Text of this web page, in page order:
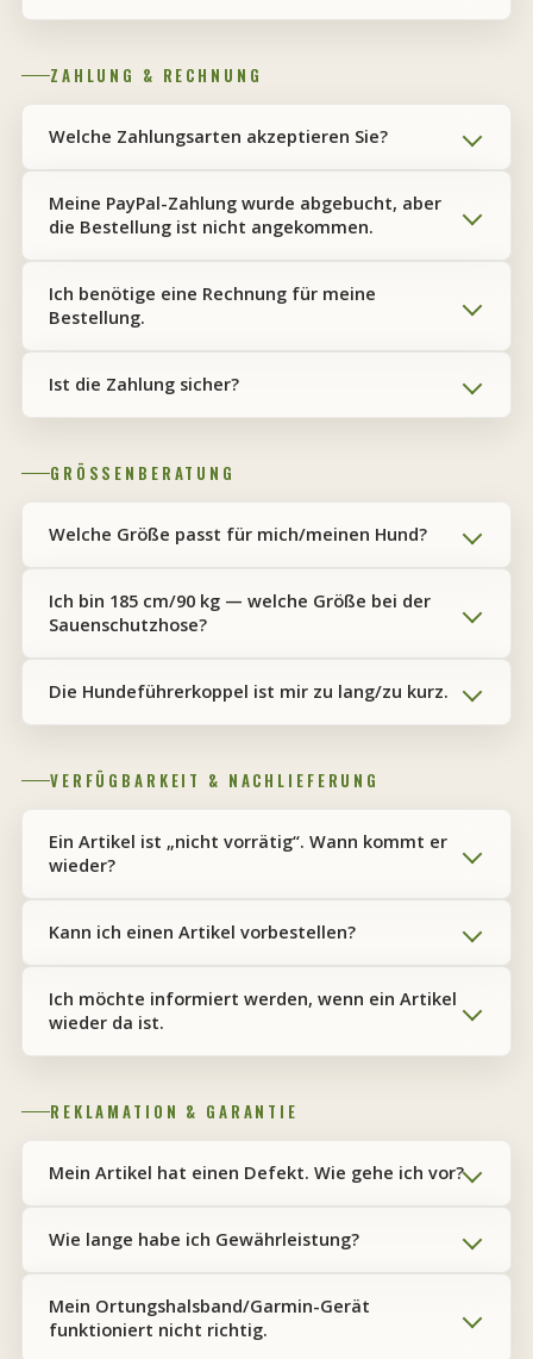
ZAHLUNG & RECHNUNG
Welche Zahlungsarten akzeptieren Sie?
Meine PayPal-Zahlung wurde abgebucht, aber
die Bestellung ist nicht angekommen.
Ich benötige eine Rechnung für meine
Bestellung.
Ist die Zahlung sicher?
GRÖSSENBERATUNG
Welche Größe passt für mich/meinen Hund?
Ich bin 185 cm/90 kg — welche Größe bei der
Sauenschutzhose?
Die Hundeführerkoppel ist mir zu lang/zu kurz.
VERFÜGBARKEIT & NACHLIEFERUNG
Ein Artikel ist „nicht vorrätig“. Wann kommt er
wieder?
Kann ich einen Artikel vorbestellen?
Ich möchte informiert werden, wenn ein Artikel
wieder da ist.
REKLAMATION & GARANTIE
Mein Artikel hat einen Defekt. Wie gehe ich vor?
Wie lange habe ich Gewährleistung?
Mein Ortungshalsband/Garmin-Gerät
funktioniert nicht richtig.